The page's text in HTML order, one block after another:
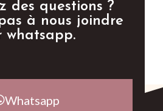
des questions ?
à nous joindre
whatsapp.
Whatsapp